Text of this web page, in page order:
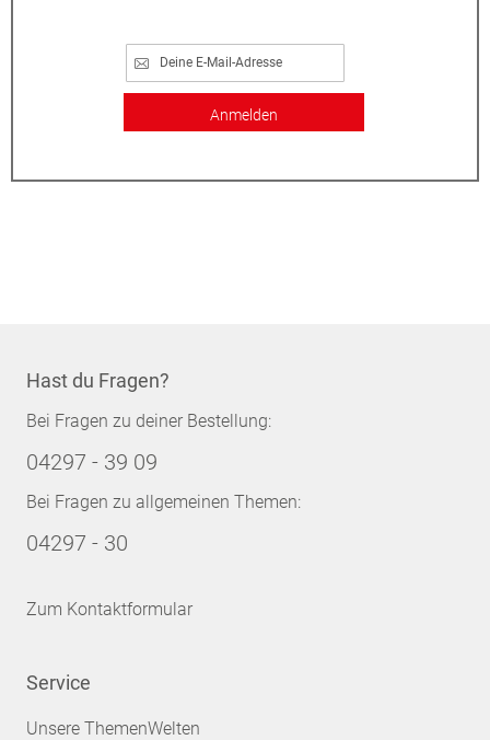
Anmelden
Hast du Fragen?
Bei Fragen zu deiner Bestellung:
04297 - 39 09
Bei Fragen zu allgemeinen Themen:
04297 - 30
Zum Kontaktformular
Service
Unsere ThemenWelten